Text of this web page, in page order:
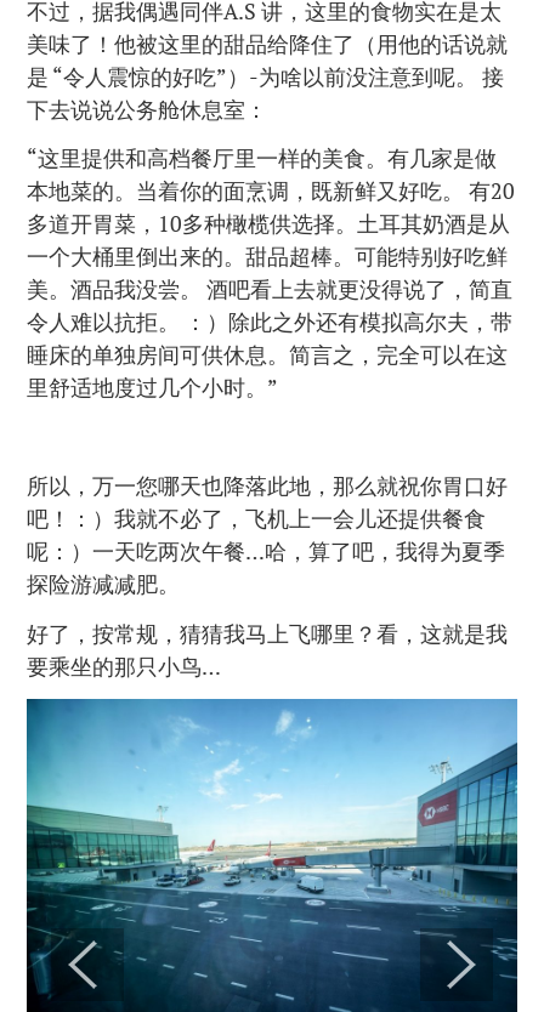
不过，据我偶遇同伴A.S 讲，这里的食物实在是太
美味了！他被这里的甜品给降住了（用他的话说就
是 “令人震惊的好吃”）-为啥以前没注意到呢。 接
下去说说公务舱休息室：
“这里提供和高档餐厅里一样的美食。有几家是做
本地菜的。当着你的面烹调，既新鲜又好吃。 有20
多道开胃菜，10多种橄榄供选择。土耳其奶酒是从
一个大桶里倒出来的。甜品超棒。可能特别好吃鲜
美。酒品我没尝。 酒吧看上去就更没得说了，简直
令人难以抗拒。 ：）除此之外还有模拟高尔夫，带
睡床的单独房间可供休息。简言之，完全可以在这
里舒适地度过几个小时。”
所以，万一您哪天也降落此地，那么就祝你胃口好
吧！：）我就不必了，飞机上一会儿还提供餐食
呢：）一天吃两次午餐…哈，算了吧，我得为夏季
探险游减减肥。
好了，按常规，猜猜我马上飞哪里？看，这就是我
要乘坐的那只小鸟…